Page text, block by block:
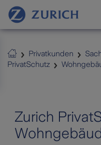
Zurich Maklerweb
Privatkunden
PrivatSchutz
Zurich